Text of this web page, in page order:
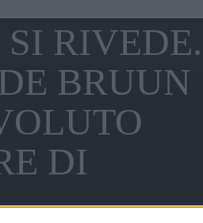
RIVEDE.
BRUUN
DI